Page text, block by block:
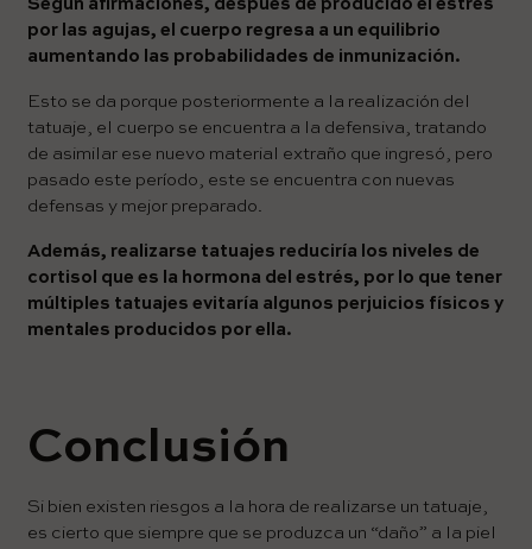
Según afirmaciones, después de producido el estrés
por las agujas, el cuerpo regresa a un equilibrio
aumentando las probabilidades de inmunización.
Esto se da porque posteriormente a la realización del
tatuaje, el cuerpo se encuentra a la defensiva, tratando
de asimilar ese nuevo material extraño que ingresó, pero
pasado este período, este se encuentra con nuevas
defensas y mejor preparado.
Además, realizarse tatuajes reduciría los niveles de
cortisol que es la hormona del estrés, por lo que tener
múltiples tatuajes evitaría algunos perjuicios físicos y
mentales producidos por ella.
Conclusión
Si bien existen riesgos a la hora de realizarse un tatuaje,
es cierto que siempre que se produzca un “daño” a la piel